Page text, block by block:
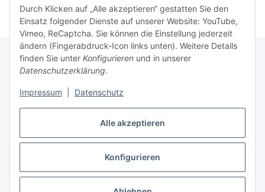
Alle akzeptieren
Konfigurieren
Durch Klicken auf „Alle akzeptieren“ gestatten Sie den
Einsatz folgender Dienste auf unserer Website: YouTube,
Vimeo, ReCaptcha. Sie können die Einstellung jederzeit
ändern (Fingerabdruck-Icon links unten). Weitere Details
finden Sie unter Konfigurieren und in unserer
Datenschutzerklärung.
Impressum Datenschutz
Gesetzliche Informationen
Vertrag widerrufen
* Alle Preise inkl. gesetzlicher USt., zzgl.Versand